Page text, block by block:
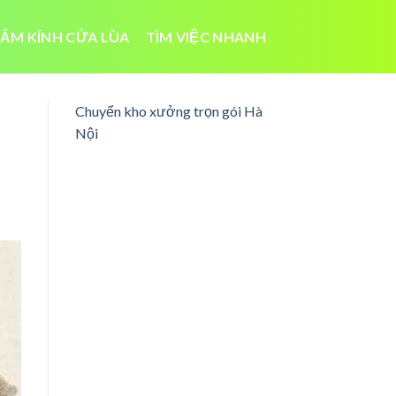
KÍNH CỬA LÙA TÌM VIỆC NHANH
Chuyển kho xưởng trọn gói Hà
Nội